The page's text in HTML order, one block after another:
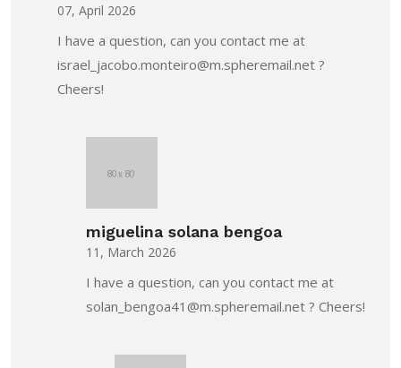
07, April 2026
I have a question, can you contact me at
israel_jacobo.monteiro@m.spheremail.net ?
Cheers!
miguelina solana bengoa
11, March 2026
I have a question, can you contact me at
solan_bengoa41@m.spheremail.net ? Cheers!